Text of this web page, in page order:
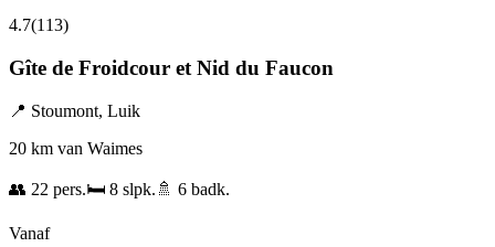
4.7(113)
Gîte de Froidcour et Nid du Faucon
📍 Stoumont, Luik
20 km van Waimes
👥 22 pers.🛏️ 8 slpk. 🚿 6 badk.
Vanaf